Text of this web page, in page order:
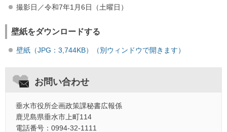
撮影日／令和7年1月6日（土曜日）
壁紙をダウンロードする
壁紙（JPG：3,744KB）（別ウィンドウで開きます）
お問い合わせ
垂水市役所企画政策課秘書広報係
鹿児島県垂水市上町114
電話番号：0994-32-1111